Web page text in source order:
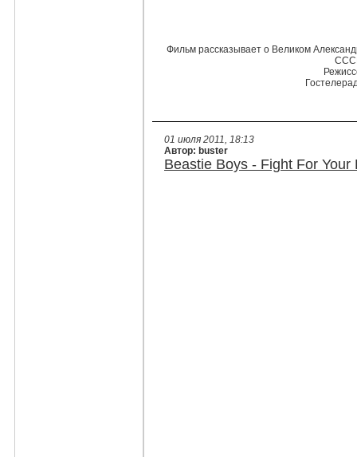
Фильм рассказывает о Великом
01 июля 2011, 18:13
Автор: buster
Beastie Boys - Fight For Your